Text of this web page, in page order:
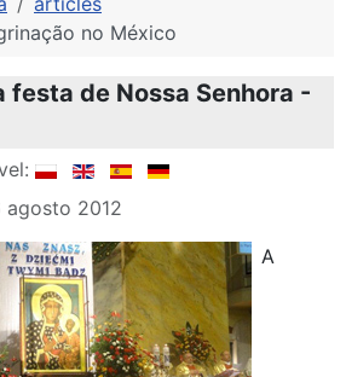
no México
festa de Nossa Senhora -
agosto 2012
A